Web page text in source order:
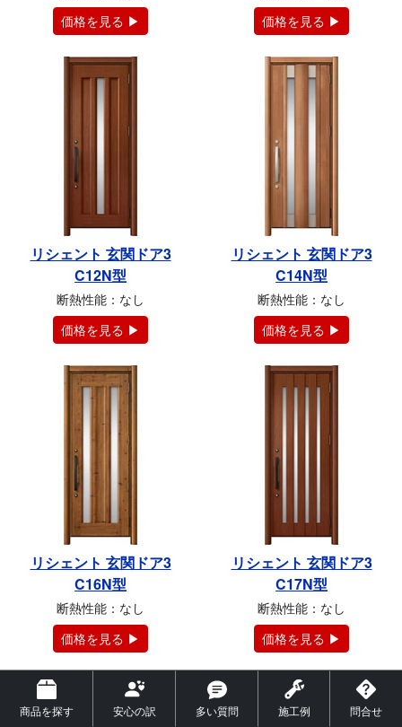
商品を探す 安心の訳 多い質問 施工例 問合せ
価格を見る ▶
価格を見る ▶
リシェント 玄関ドア3
C12N型
断熱性能：なし
価格を見る ▶
リシェント 玄関ドア3
C14N型
断熱性能：なし
価格を見る ▶
リシェント 玄関ドア3
C16N型
断熱性能：なし
価格を見る ▶
リシェント 玄関ドア3
C17N型
断熱性能：なし
価格を見る ▶